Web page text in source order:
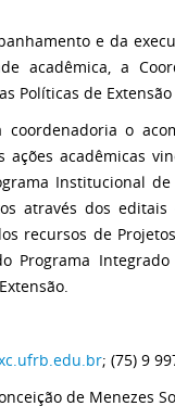
e da
acadêmica, a
Políticas de
o
ações acadêmicas
Institucional de
através dos
recursos de
Programa
; (75) 9
de Menezes